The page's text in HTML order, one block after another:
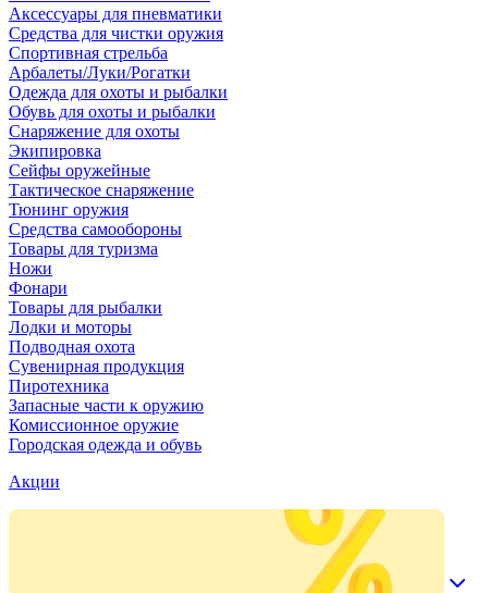
Аксессуары для пневматики
Средства для чистки оружия
Спортивная стрельба
Арбалеты/Луки/Рогатки
Одежда для охоты и рыбалки
Обувь для охоты и рыбалки
Снаряжение для охоты
Экипировка
Сейфы оружейные
Тактическое снаряжение
Тюнинг оружия
Средства самообороны
Товары для туризма
Ножи
Фонари
Товары для рыбалки
Лодки и моторы
Подводная охота
Сувенирная продукция
Пиротехника
Запасные части к оружию
Комиссионное оружие
Городская одежда и обувь
Акции